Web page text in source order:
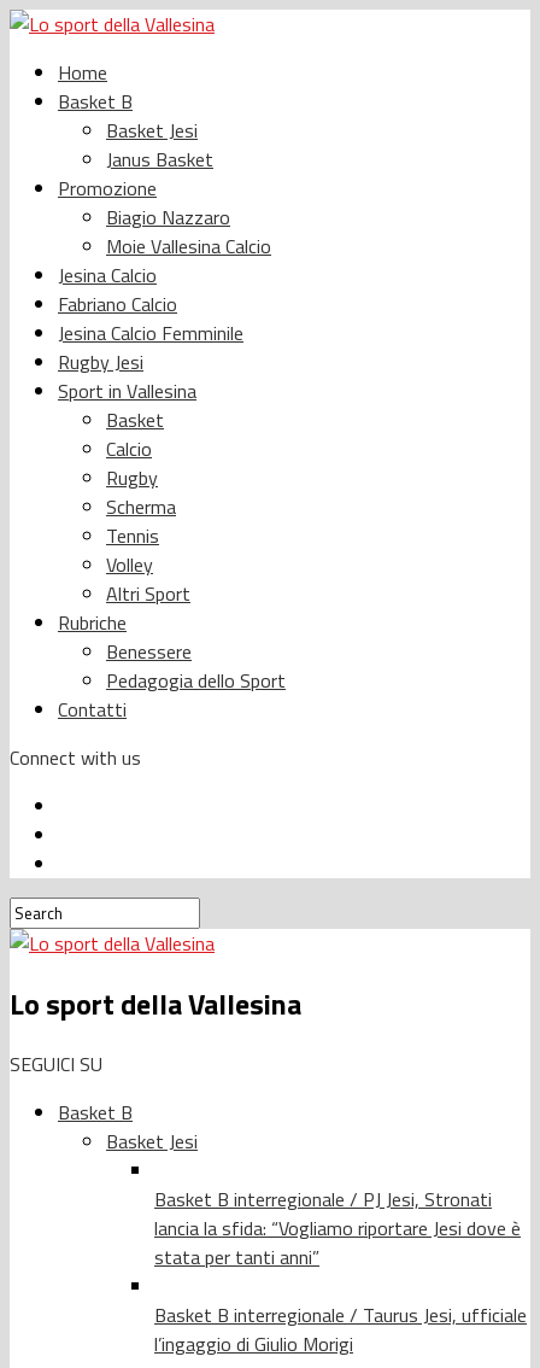
Home
Basket B
Basket Jesi
Janus Basket
Promozione
Biagio Nazzaro
Moie Vallesina Calcio
Jesina Calcio
Fabriano Calcio
Jesina Calcio Femminile
Rugby Jesi
Sport in Vallesina
Basket
Calcio
Rugby
Scherma
Tennis
Volley
Altri Sport
Rubriche
Benessere
Pedagogia dello Sport
Contatti
Connect with us
Lo sport della Vallesina
SEGUICI SU
Basket B
Basket Jesi
Basket B interregionale / PJ Jesi, Stronati
lancia la sfida: “Vogliamo riportare Jesi dove è
stata per tanti anni”
Basket B interregionale / Taurus Jesi, ufficiale
l’ingaggio di Giulio Morigi